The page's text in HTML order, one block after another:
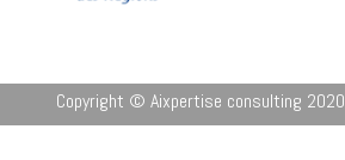
Copyright © Aixpertise consulting 2020